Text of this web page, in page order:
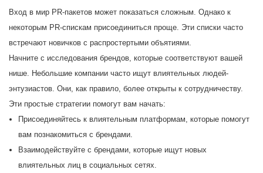
Вход в мир PR-пакетов может показаться сложным. Однако к
некоторым PR-спискам присоединиться проще. Эти списки часто
встречают новичков с распростертыми объятиями.
Начните с исследования брендов, которые соответствуют вашей
нише. Небольшие компании часто ищут влиятельных людей-
энтузиастов. Они, как правило, более открыты к сотрудничеству.
Эти простые стратегии помогут вам начать:
Присоединяйтесь к влиятельным платформам, которые помогут
вам познакомиться с брендами.
Взаимодействуйте с брендами, которые ищут новых
влиятельных лиц в социальных сетях.